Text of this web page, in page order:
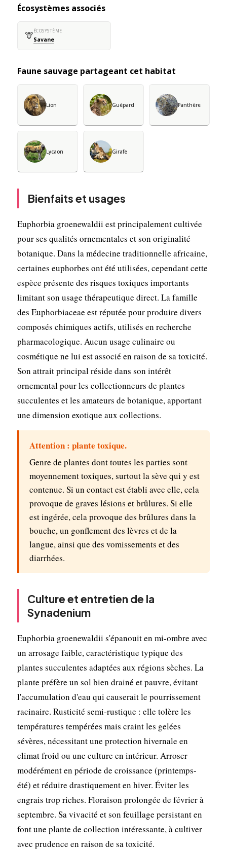
Écosystèmes associés
🦒ÉCOSYSTÈME
Savane
Faune sauvage partageant cet habitat
Lion Guépard Panthère
Lycaon Girafe
Bienfaits et usages
Euphorbia groenewaldii est principalement cultivée
pour ses qualités ornementales et son originalité
botanique. Dans la médecine traditionnelle africaine,
certaines euphorbes ont été utilisées, cependant cette
espèce présente des risques toxiques importants
limitant son usage thérapeutique direct. La famille
des Euphorbiaceae est réputée pour produire divers
composés chimiques actifs, utilisés en recherche
pharmacologique. Aucun usage culinaire ou
cosmétique ne lui est associé en raison de sa toxicité.
Son attrait principal réside dans son intérêt
ornemental pour les collectionneurs de plantes
succulentes et les amateurs de botanique, apportant
une dimension exotique aux collections.
Attention : plante toxique.
Genre de plantes dont toutes les parties sont
moyennement toxiques, surtout la sève qui y est
contenue. Si un contact est établi avec elle, cela
provoque de graves lésions et brûlures. Si elle
est ingérée, cela provoque des brûlures dans la
bouche, un gonflement des lèvres et de la
langue, ainsi que des vomissements et des
diarrhées.
Culture et entretien de la
Synadenium
Euphorbia groenewaldii s'épanouit en mi-ombre avec
un arrosage faible, caractéristique typique des
plantes succulentes adaptées aux régions sèches. La
plante préfère un sol bien drainé et pauvre, évitant
l'accumulation d'eau qui causerait le pourrissement
racinaire. Rusticité semi-rustique : elle tolère les
températures tempérées mais craint les gelées
sévères, nécessitant une protection hivernale en
climat froid ou une culture en intérieur. Arroser
modérément en période de croissance (printemps-
été) et réduire drastiquement en hiver. Éviter les
engrais trop riches. Floraison prolongée de février à
septembre. Sa vivacité et son feuillage persistant en
font une plante de collection intéressante, à cultiver
avec prudence en raison de sa toxicité.